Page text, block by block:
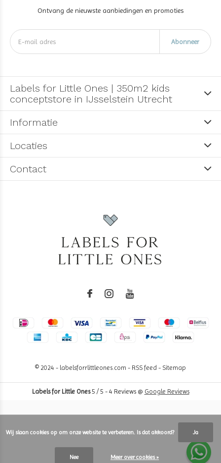
Ontvang de nieuwste aanbiedingen en promoties
Abonneer
Labels for Little Ones | 350m2 kids
conceptstore in IJsselstein Utrecht
Informatie
Locaties
Contact
© 2024 - labelsforrlittleones.com - RSS feed - Sitemap
Labels for Little Ones5 / 5 - 4 Reviews @ Google Reviews
Wij slaan cookies op om onze website te verbeteren. Is dat akkoord? Ja
Nee Meer over cookies »